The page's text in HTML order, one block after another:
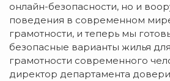
онлайн-безопасности, но и
поведения в современном
грамотности, и теперь мы
безопасные варианты жилья
грамотности современного
директор департамента